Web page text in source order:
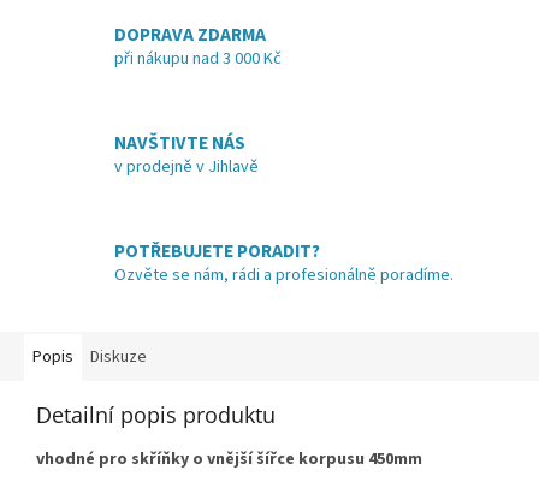
DOPRAVA ZDARMA
při nákupu nad 3 000 Kč
NAVŠTIVTE NÁS
v prodejně v Jihlavě
POTŘEBUJETE PORADIT?
Ozvěte se nám, rádi a profesionálně poradíme.
Popis Diskuze
Detailní popis produktu
vhodné pro skříňky o vnější šířce korpusu 450mm